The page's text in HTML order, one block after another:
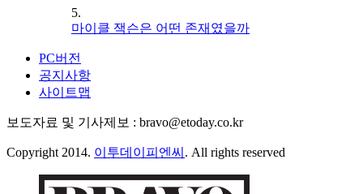
5.
마이클 잭슨은 어떤 존재였을까
PC버전
공지사항
사이트맵
보도자료 및 기사제보 : bravo@etoday.co.kr
Copyright 2014. 이투데이피엔씨 . All rights reserved